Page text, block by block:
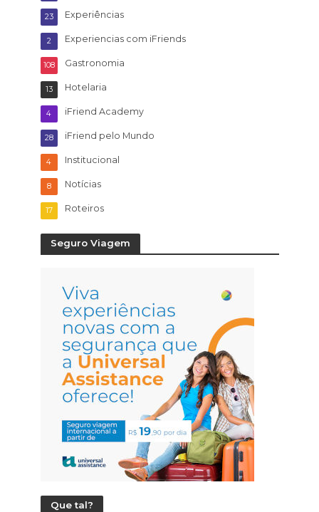
Experiências
23
Experiencias com iFriends
2
Gastronomia
108
Hotelaria
13
iFriend Academy
4
iFriend pelo Mundo
28
Institucional
4
Notícias
8
Roteiros
17
Seguro Viagem
Que tal?